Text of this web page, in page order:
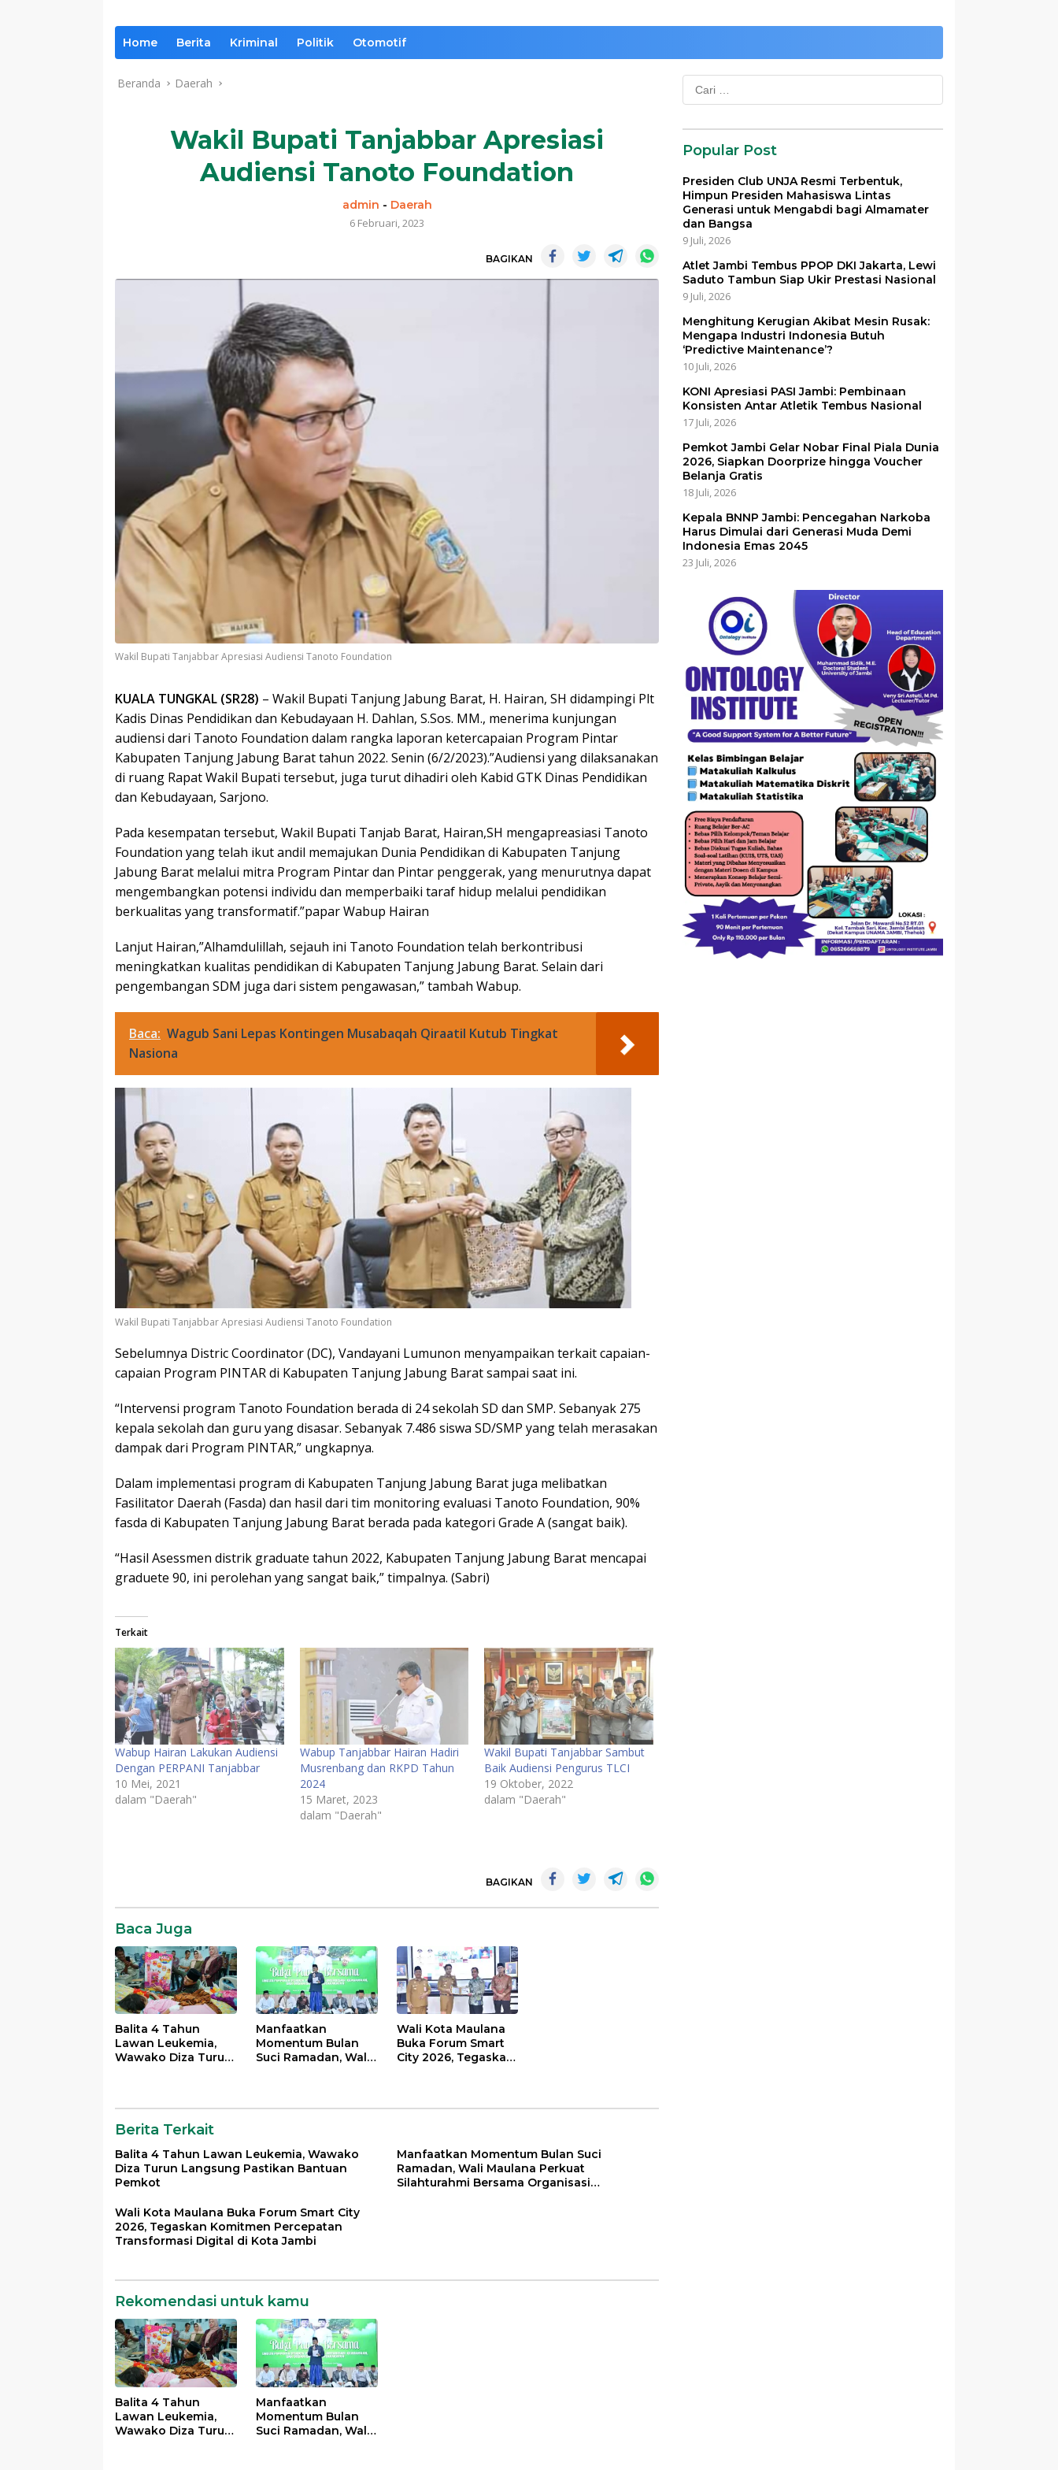
Home Berita Kriminal Politik Otomotif
Beranda Daerah
Wakil Bupati Tanjabbar Apresiasi
Audiensi Tanoto Foundation
admin - Daerah
6 Februari, 2023
Komentar
BAGIKAN
Wakil Bupati Tanjabbar Apresiasi Audiensi Tanoto Foundation
KUALA TUNGKAL (SR28) – Wakil Bupati Tanjung Jabung Barat, H. Hairan, SH didampingi Plt
Kadis Dinas Pendidikan dan Kebudayaan H. Dahlan, S.Sos. MM., menerima kunjungan
audiensi dari Tanoto Foundation dalam rangka laporan ketercapaian Program Pintar
Kabupaten Tanjung Jabung Barat tahun 2022. Senin (6/2/2023).”Audiensi yang dilaksanakan
di ruang Rapat Wakil Bupati tersebut, juga turut dihadiri oleh Kabid GTK Dinas Pendidikan
dan Kebudayaan, Sarjono.
Pada kesempatan tersebut, Wakil Bupati Tanjab Barat, Hairan,SH mengapreasiasi Tanoto
Foundation yang telah ikut andil memajukan Dunia Pendidikan di Kabupaten Tanjung
Jabung Barat melalui mitra Program Pintar dan Pintar penggerak, yang menurutnya dapat
mengembangkan potensi individu dan memperbaiki taraf hidup melalui pendidikan
berkualitas yang transformatif.”papar Wabup Hairan
Lanjut Hairan,”Alhamdulillah, sejauh ini Tanoto Foundation telah berkontribusi
meningkatkan kualitas pendidikan di Kabupaten Tanjung Jabung Barat. Selain dari
pengembangan SDM juga dari sistem pengawasan,” tambah Wabup.
Baca: Wagub Sani Lepas Kontingen Musabaqah Qiraatil Kutub Tingkat
Nasiona
Wakil Bupati Tanjabbar Apresiasi Audiensi Tanoto Foundation
Sebelumnya Distric Coordinator (DC), Vandayani Lumunon menyampaikan terkait capaian-
capaian Program PINTAR di Kabupaten Tanjung Jabung Barat sampai saat ini.
“Intervensi program Tanoto Foundation berada di 24 sekolah SD dan SMP. Sebanyak 275
kepala sekolah dan guru yang disasar. Sebanyak 7.486 siswa SD/SMP yang telah merasakan
dampak dari Program PINTAR,” ungkapnya.
Dalam implementasi program di Kabupaten Tanjung Jabung Barat juga melibatkan
Fasilitator Daerah (Fasda) dan hasil dari tim monitoring evaluasi Tanoto Foundation, 90%
fasda di Kabupaten Tanjung Jabung Barat berada pada kategori Grade A (sangat baik).
“Hasil Asessmen distrik graduate tahun 2022, Kabupaten Tanjung Jabung Barat mencapai
graduete 90, ini perolehan yang sangat baik,” timpalnya. (Sabri)
Terkait
Wabup Hairan Lakukan Audiensi
Dengan PERPANI Tanjabbar
10 Mei, 2021
dalam "Daerah"
Wabup Tanjabbar Hairan Hadiri
Musrenbang dan RKPD Tahun
2024
15 Maret, 2023
dalam "Daerah"
Wakil Bupati Tanjabbar Sambut
Baik Audiensi Pengurus TLCI
19 Oktober, 2022
dalam "Daerah"
SR28
Komentar
BAGIKAN
Baca Juga
Balita 4 Tahun
Lawan Leukemia,
Wawako Diza Turun
Manfaatkan
Momentum Bulan
Suci Ramadan, Wali
Wali Kota Maulana
Buka Forum Smart
City 2026, Tegaskan
Berita Terkait
Balita 4 Tahun Lawan Leukemia, Wawako
Diza Turun Langsung Pastikan Bantuan
Pemkot
Manfaatkan Momentum Bulan Suci
Ramadan, Wali Maulana Perkuat
Silahturahmi Bersama Organisasi
Wali Kota Maulana Buka Forum Smart City
2026, Tegaskan Komitmen Percepatan
Transformasi Digital di Kota Jambi
Rekomendasi untuk kamu
Balita 4 Tahun
Lawan Leukemia,
Wawako Diza Turun
Manfaatkan
Momentum Bulan
Suci Ramadan, Wali
Cari
untuk:
Popular Post
Presiden Club UNJA Resmi Terbentuk,
Himpun Presiden Mahasiswa Lintas
Generasi untuk Mengabdi bagi Almamater
dan Bangsa
9 Juli, 2026
Atlet Jambi Tembus PPOP DKI Jakarta, Lewi
Saduto Tambun Siap Ukir Prestasi Nasional
9 Juli, 2026
Menghitung Kerugian Akibat Mesin Rusak:
Mengapa Industri Indonesia Butuh
‘Predictive Maintenance’?
10 Juli, 2026
KONI Apresiasi PASI Jambi: Pembinaan
Konsisten Antar Atletik Tembus Nasional
17 Juli, 2026
Pemkot Jambi Gelar Nobar Final Piala Dunia
2026, Siapkan Doorprize hingga Voucher
Belanja Gratis
18 Juli, 2026
Kepala BNNP Jambi: Pencegahan Narkoba
Harus Dimulai dari Generasi Muda Demi
Indonesia Emas 2045
23 Juli, 2026